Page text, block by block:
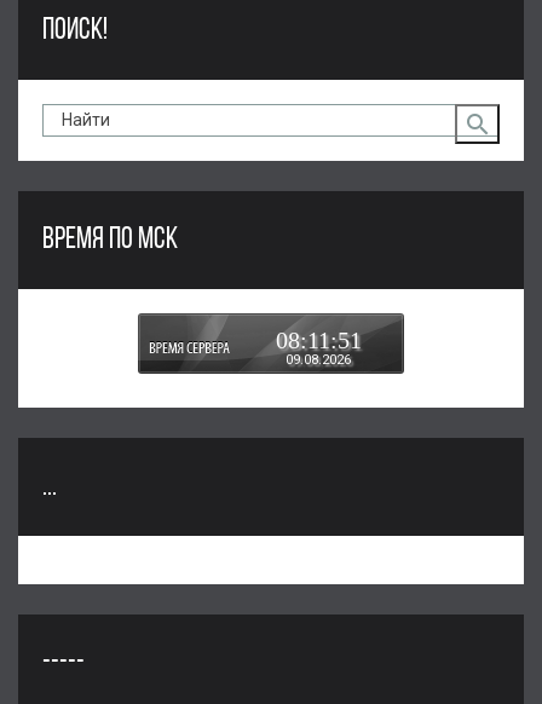
ПОИСК!
ВРЕМЯ ПО МСК
08:11:51
09.08.2026
...
-----